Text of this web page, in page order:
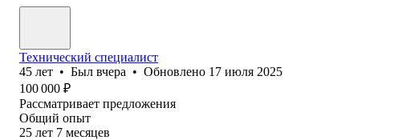
Технический специалист
45 лет • Был вчера • Обновлено 17 июля 2025
100 000 ₽
Рассматривает предложения
Общий опыт
25 лет 7 месяцев